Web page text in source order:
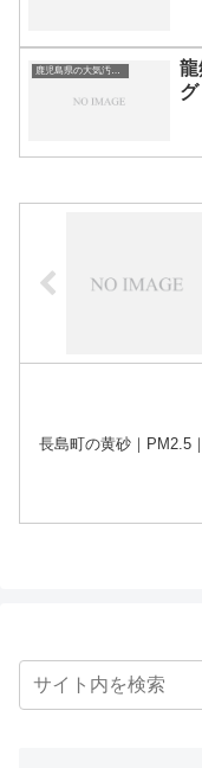
鹿児島県の大気汚染・PM2.5・黄砂・エアロゾルの数値
龍
グ
長島町の黄砂｜PM2.5